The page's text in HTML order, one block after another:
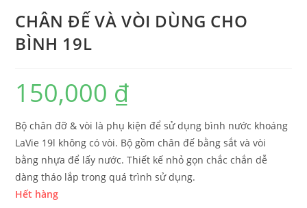
CHÂN ĐẾ VÀ VÒI DÙNG CHO
BÌNH 19L
150,000 ₫
Bộ chân đỡ & vòi là phụ kiện để sử dụng bình nước khoáng
LaVie 19l không có vòi. Bộ gồm chân đế bằng sắt và vòi
bằng nhựa để lấy nước. Thiết kế nhỏ gọn chắc chắn dễ
dàng tháo lắp trong quá trình sử dụng.
Hết hàng